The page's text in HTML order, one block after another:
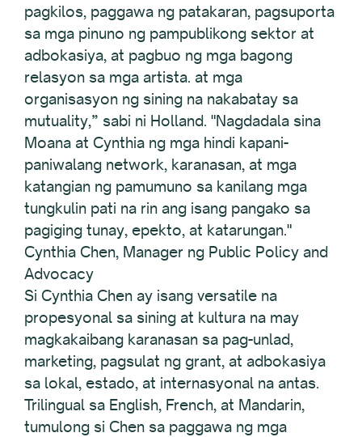
pagkilos, paggawa ng patakaran, pagsuporta
sa mga pinuno ng pampublikong sektor at
adbokasiya, at pagbuo ng mga bagong
relasyon sa mga artista. at mga
organisasyon ng sining na nakabatay sa
mutuality,” sabi ni Holland. "Nagdadala sina
Moana at Cynthia ng mga hindi kapani-
paniwalang network, karanasan, at mga
katangian ng pamumuno sa kanilang mga
tungkulin pati na rin ang isang pangako sa
pagiging tunay, epekto, at katarungan."
Cynthia Chen, Manager ng Public Policy and
Advocacy
Si Cynthia Chen ay isang versatile na
propesyonal sa sining at kultura na may
magkakaibang karanasan sa pag-unlad,
marketing, pagsulat ng grant, at adbokasiya
sa lokal, estado, at internasyonal na antas.
Trilingual sa English, French, at Mandarin,
tumulong si Chen sa paggawa ng mga